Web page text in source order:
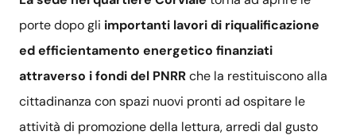
porte dopo gli importanti lavori di riqualificazione
ed efficientamento energetico finanziati
attraverso i fondi del PNRRche la restituiscono alla
cittadinanza con spazi nuovi pronti ad ospitare le
attività di promozione della lettura, arredi dal gusto